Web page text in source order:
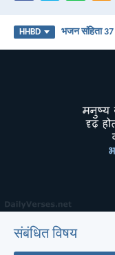
HHBD भजन संहिता 37
संबंधित विषय